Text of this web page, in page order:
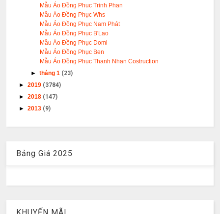
Mẫu Áo Đồng Phuc Trinh Phan
Mẫu Áo Đồng Phục Whs
Mẫu Áo Đồng Phục Nam Phát
Mẫu Áo Đồng Phục B'Lao
Mẫu Áo Đồng Phục Domi
Mẫu Áo Đồng Phục Ben
Mẫu Áo Đồng Phục Thanh Nhan Costruction
►tháng 1 (23)
►2019 (3784)
►2018 (147)
►2013 (9)
Bảng Giá 2025